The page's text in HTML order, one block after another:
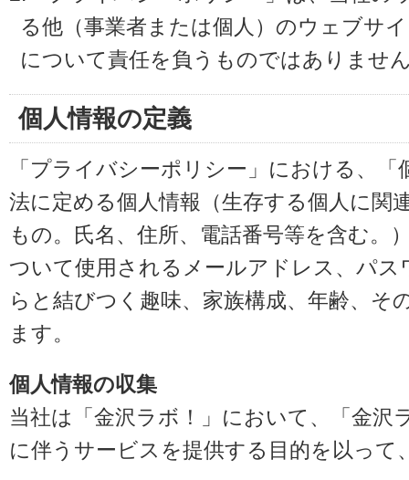
る他（事業者または個人）のウェブサ
について責任を負うものではありませ
個人情報の定義
「プライバシーポリシー」における、
法に定める個人情報（生存する個人に関
もの。氏名、住所、電話番号等を含む。
ついて使用されるメールアドレス、パ
らと結びつく趣味、家族構成、年齢、そ
ます。
個人情報の収集
当社は「金沢ラボ！」において、「金沢
に伴うサービスを提供する目的を以って